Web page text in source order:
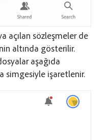
açılan sözleşmeler de
altında gösterilir.
aşağıda
simgesiyle işaretlenir.